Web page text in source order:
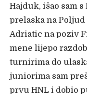
Hajduk, išao sam
prelaska na Poljud
Adriatic na poziv
mene lijepo
turnirima do
juniorima sam
prvu HNL i dobio